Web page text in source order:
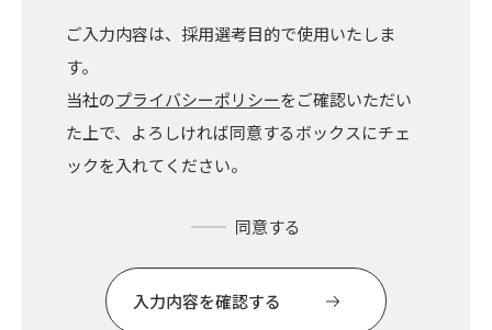
ご入力内容は、採用選考目的で使用いたしま
す。
当社のプライバシーポリシーをご確認いただい
た上で、よろしければ同意するボックスにチェ
ックを入れてください。
同意する